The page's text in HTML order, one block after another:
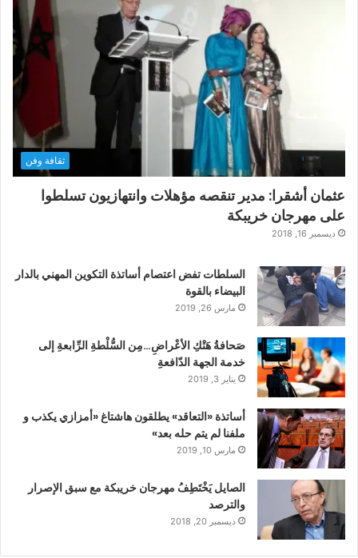
ثقافة وفن
عثمان أشقرا: مدير تنقصه مؤهلات وانتهازيون تسلطوا
على مهرجان خريبكة
ديسمبر 16, 2018
السلطات تفض اعتصام أساتذة التكوين المهني بالدار
البيضاء بالقوة
مارس 26, 2019
صَحافةُ هَتْكِ الأعْراضِ…مِن السُّلْطةِ الرِّابعةِ إلى
خدمة الجهة الدّافعةِ
يناير 3, 2019
أساتذة «التعاقد» يطلقون هاشتاغ «أمزازي يكذب و
ملفنا لم يتم حله بعد»
مارس 10, 2019
الصايل يَخْتَطِفُ مهرجان خريبكة مع سبق الإصرار
والترصد
ديسمبر 20, 2018